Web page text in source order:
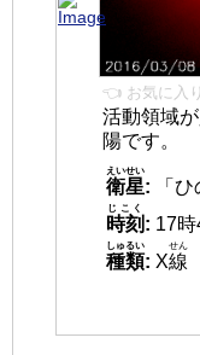
👈 お気に入
活動領域
陽です。
衛星
えいせい
:
「ひ
時刻
じこく
: 17
種類
しゅるい
: X線
せん